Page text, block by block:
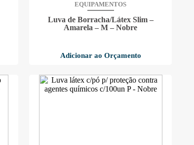
EQUIPAMENTOS
Luva de Borracha/Látex Slim –
Amarela – M – Nobre
Adicionar ao Orçamento